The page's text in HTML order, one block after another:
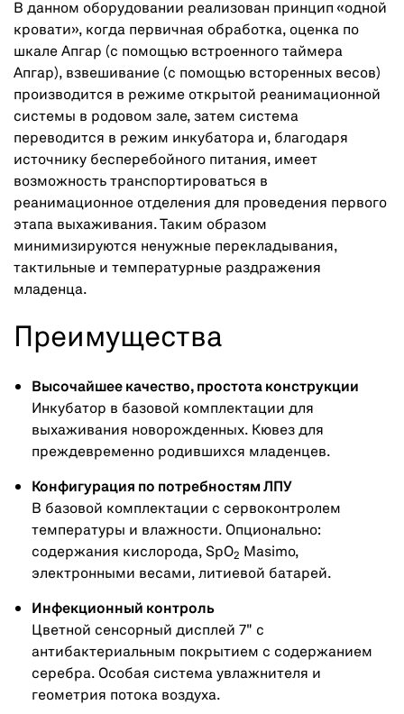
В данном оборудовании реализован принцип «одной
кровати», когда первичная обработка, оценка по
шкале Апгар (с помощью встроенного таймера
Апгар), взвешивание (с помощью всторенных весов)
производится в режиме открытой реанимационной
системы в родовом зале, затем система
переводится в режим инкубатора и, благодаря
источнику бесперебойного питания, имеет
возможность транспортироваться в
реанимационное отделения для проведения первого
этапа выхаживания. Таким образом
минимизируются ненужные перекладывания,
тактильные и температурные раздражения
младенца.
Преимущества
Высочайшее качество, простота конструкции
Инкубатор в базовой комплектации для
выхаживания новорожденных. Кювез для
преждевременно родившихся младенцев.
Конфигурация по потребностям ЛПУ
В базовой комплектации c сервоконтролем
температуры и влажности. Опционально:
содержания кислорода, SpO2
Masimo,
электронными весами, литиевой батарей.
Инфекционный контроль
Цветной сенсорный дисплей 7" с
антибактериальным покрытием с содержанием
серебра. Особая система увлажнителя и
геометрия потока воздуха.